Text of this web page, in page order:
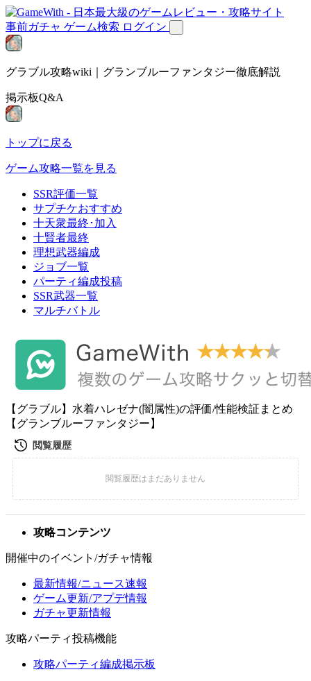
事前ガチャ ゲーム検索 ログイン
グラブル攻略wiki｜グランブルーファンタジー徹底解説
掲示板Q&A
トップに戻る
ゲーム攻略一覧を見る
SSR評価一覧
サプチケおすすめ
十天衆最終･加入
十賢者最終
理想武器編成
ジョブ一覧
パーティ編成投稿
SSR武器一覧
マルチバトル
【グラブル】水着ハレゼナ(闇属性)の評価/性能検証まとめ
【グランブルーファンタジー】
攻略コンテンツ
開催中のイベント/ガチャ情報
最新情報/ニュース速報
ゲーム更新/アプデ情報
ガチャ更新情報
攻略パーティ投稿機能
攻略パーティ編成掲示板